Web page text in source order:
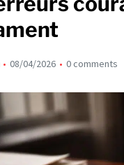
08/04/2026 0 comments